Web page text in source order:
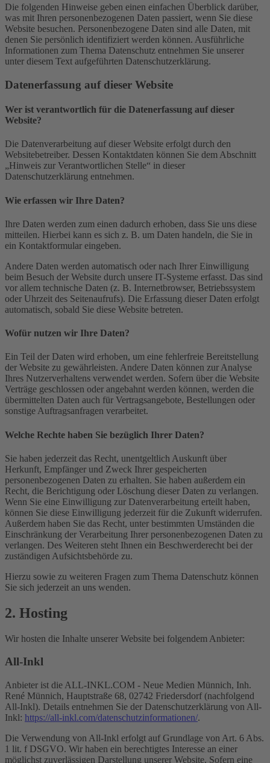
Die folgenden Hinweise geben einen einfachen Überblick darüber,
was mit Ihren personenbezogenen Daten passiert, wenn Sie diese
Website besuchen. Personenbezogene Daten sind alle Daten, mit
denen Sie persönlich identifiziert werden können. Ausführliche
Informationen zum Thema Datenschutz entnehmen Sie unserer
unter diesem Text aufgeführten Datenschutzerklärung.
Datenerfassung auf dieser Website
Wer ist verantwortlich für die Datenerfassung auf dieser
Website?
Die Datenverarbeitung auf dieser Website erfolgt durch den
Websitebetreiber. Dessen Kontaktdaten können Sie dem Abschnitt
„Hinweis zur Verantwortlichen Stelle“ in dieser
Datenschutzerklärung entnehmen.
Wie erfassen wir Ihre Daten?
Ihre Daten werden zum einen dadurch erhoben, dass Sie uns diese
mitteilen. Hierbei kann es sich z. B. um Daten handeln, die Sie in
ein Kontaktformular eingeben.
Andere Daten werden automatisch oder nach Ihrer Einwilligung
beim Besuch der Website durch unsere IT-Systeme erfasst. Das sind
vor allem technische Daten (z. B. Internetbrowser, Betriebssystem
oder Uhrzeit des Seitenaufrufs). Die Erfassung dieser Daten erfolgt
automatisch, sobald Sie diese Website betreten.
Wofür nutzen wir Ihre Daten?
Ein Teil der Daten wird erhoben, um eine fehlerfreie Bereitstellung
der Website zu gewährleisten. Andere Daten können zur Analyse
Ihres Nutzerverhaltens verwendet werden. Sofern über die Website
Verträge geschlossen oder angebahnt werden können, werden die
übermittelten Daten auch für Vertragsangebote, Bestellungen oder
sonstige Auftragsanfragen verarbeitet.
Welche Rechte haben Sie bezüglich Ihrer Daten?
Sie haben jederzeit das Recht, unentgeltlich Auskunft über
Herkunft, Empfänger und Zweck Ihrer gespeicherten
personenbezogenen Daten zu erhalten. Sie haben außerdem ein
Recht, die Berichtigung oder Löschung dieser Daten zu verlangen.
Wenn Sie eine Einwilligung zur Datenverarbeitung erteilt haben,
können Sie diese Einwilligung jederzeit für die Zukunft widerrufen.
Außerdem haben Sie das Recht, unter bestimmten Umständen die
Einschränkung der Verarbeitung Ihrer personenbezogenen Daten zu
verlangen. Des Weiteren steht Ihnen ein Beschwerderecht bei der
zuständigen Aufsichtsbehörde zu.
Hierzu sowie zu weiteren Fragen zum Thema Datenschutz können
Sie sich jederzeit an uns wenden.
2. Hosting
Wir hosten die Inhalte unserer Website bei folgendem Anbieter:
All-Inkl
Anbieter ist die ALL-INKL.COM - Neue Medien Münnich, Inh.
René Münnich, Hauptstraße 68, 02742 Friedersdorf (nachfolgend
All-Inkl). Details entnehmen Sie der Datenschutzerklärung von All-
Inkl: https://all-inkl.com/datenschutzinformationen/.
Die Verwendung von All-Inkl erfolgt auf Grundlage von Art. 6 Abs.
1 lit. f DSGVO. Wir haben ein berechtigtes Interesse an einer
möglichst zuverlässigen Darstellung unserer Website. Sofern eine